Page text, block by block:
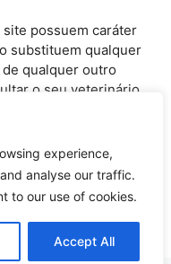
experience,
analyse our traffic.
to our use of cookies.
Accept All
possuem caráter
substituem qualquer
qualquer outro
o seu veterinário
Online - Todos os